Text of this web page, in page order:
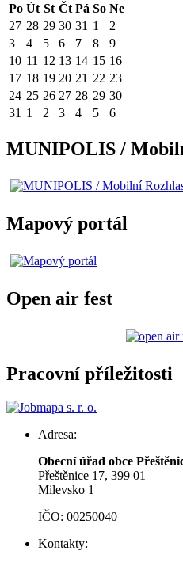
Po Út St Čt Pá So Ne
27 28 29 30 31 1
2
3
4 5 6 7 8
9
10 11 12 13 14 15 16
17 18 19 20 21 22 23
24 25 26 27 28 29 30
31 1 2 3 4 5 6
MUNIPOLIS /
Mapový portál
Open air fest
Pracovní příležitosti
Adresa:
Obecní úřad obce
Přeštěnice 17, 399 01
Milevsko 1
IČO: 00250040
Kontakty: